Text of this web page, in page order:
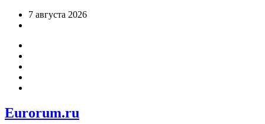
Перейти7 августа 2026
Eurorum.ru